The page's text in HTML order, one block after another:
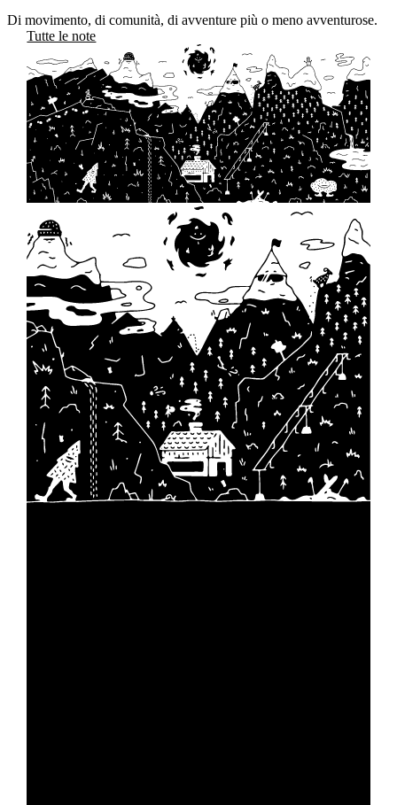
Di movimento, di comunità, di avventure più o meno avventurose.
Tutte le note